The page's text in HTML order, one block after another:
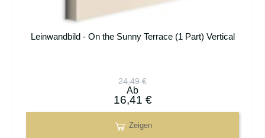
Leinwandbild - On the Sunny Terrace (1 Part) Vertical
24,49 €
Ab
16,41 €
Zeigen